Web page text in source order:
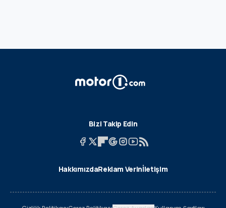
Bizi Takip Edin
HakkımızdaReklam Verinİletişim